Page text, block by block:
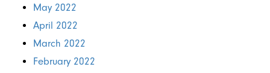
May 2022
April 2022
March 2022
February 2022